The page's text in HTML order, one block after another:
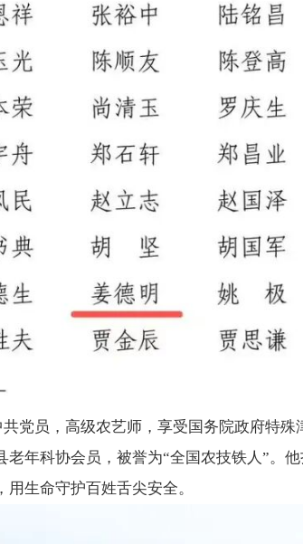
党员，高级农艺师，享受国务院政府特
老年科协会员，被誉为“全国农技铁人”。
生命守护百姓舌尖安全。